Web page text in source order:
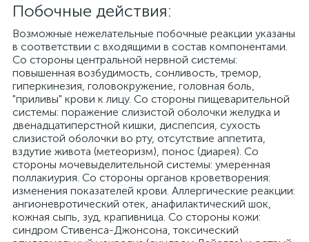
Побочные действия:
Возможные нежелательные побочные реакции указаны
в соответствии с входящими в состав компонентами.
Со стороны центральной нервной системы:
повышенная возбудимость, сонливость, тремор,
гиперкинезия, головокружение, головная боль,
"приливы" крови к лицу. Со стороны пищеварительной
системы: поражение слизистой оболочки желудка и
двенадцатиперстной кишки, диспепсия, сухость
слизистой оболочки во рту, отсутствие аппетита,
вздутие живота (метеоризм), понос (диарея). Со
стороны мочевыделительной системы: умеренная
поллакиурия. Со стороны органов кроветворения:
изменения показателей крови. Аллергические реакции:
ангионевротический отек, анафилактический шок,
кожная сыпь, зуд, крапивница. Со стороны кожи:
синдром Стивенса-Джонсона, токсический